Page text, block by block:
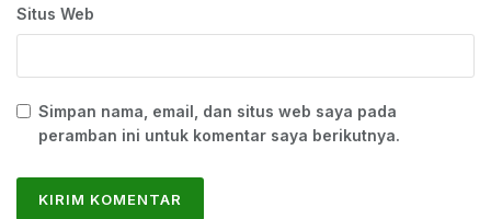
Situs Web
Simpan nama, email, dan situs web saya pada
peramban ini untuk komentar saya berikutnya.